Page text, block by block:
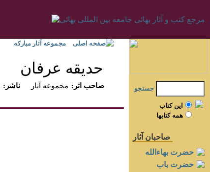
صفحه اصلی مجموعه آثار مبارکه
حديقه عرفان
:ناشر مجموعه آثار
:صاحب اثر
جستجو
اين کتاب
همه کتابها
صاحبان آثار
حضرت بهاءالله
حضرت باب